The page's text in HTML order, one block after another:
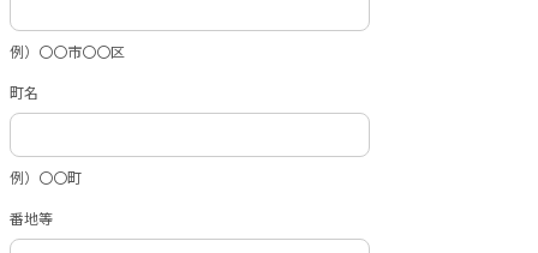
例）〇〇市〇〇区
町名
例）〇〇町
番地等